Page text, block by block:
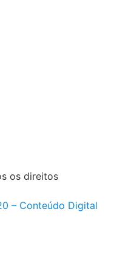
os direitos
– Conteúdo Digital